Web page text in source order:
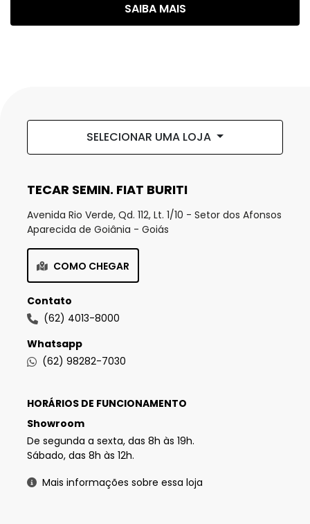
SAIBA MAIS
SELECIONAR UMA LOJA
TECAR SEMIN. FIAT BURITI
Avenida Rio Verde, Qd. 112, Lt. 1/10 - Setor dos Afonsos
Aparecida de Goiânia - Goiás
COMO CHEGAR
Contato
(62) 4013-8000
Whatsapp
(62) 98282-7030
HORÁRIOS DE FUNCIONAMENTO
Showroom
De segunda a sexta, das 8h às 19h.
Sábado, das 8h às 12h.
Mais informações sobre essa loja